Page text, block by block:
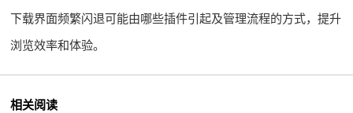
下载界面频繁闪退可能由哪些插件引起及管理流程的方式，提升
浏览效率和体验。
相关阅读